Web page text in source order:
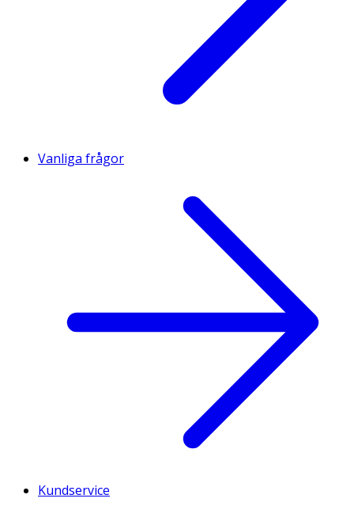
Vanliga frågor
Kundservice